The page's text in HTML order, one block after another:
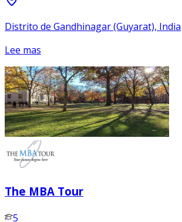
Distrito de Gandhinagar (Guyarat), India
Lee mas
The MBA Tour
5